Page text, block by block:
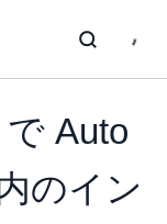
Auto
のイン